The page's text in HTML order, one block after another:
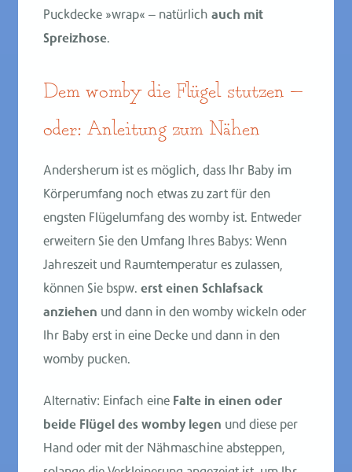
Puckdecke »wrap« – natürlich auch mit
Spreizhose.
Dem womby die Flügel stutzen —
oder: Anleitung zum Nähen
Andersherum ist es möglich, dass Ihr Baby im
Körperumfang noch etwas zu zart für den
engsten Flügelumfang des womby ist. Entweder
erweitern Sie den Umfang Ihres Babys: Wenn
Jahreszeit und Raumtemperatur es zulassen,
können Sie bspw. erst einen Schlafsack
anziehen und dann in den womby wickeln oder
Ihr Baby erst in eine Decke und dann in den
womby pucken.
Alternativ: Einfach eine Falte in einen oder
beide Flügel des womby legen und diese per
Hand oder mit der Nähmaschine absteppen,